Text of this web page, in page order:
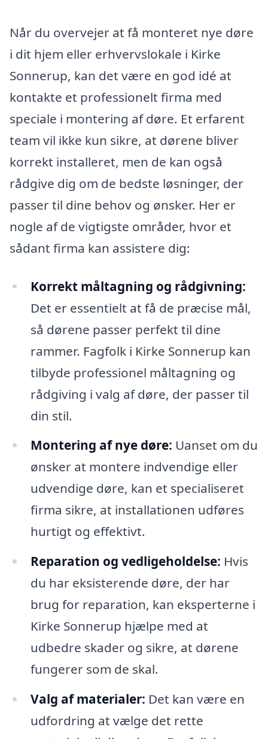
Når du overvejer at få monteret nye døre
i dit hjem eller erhvervslokale i Kirke
Sonnerup, kan det være en god idé at
kontakte et professionelt firma med
speciale i montering af døre. Et erfarent
team vil ikke kun sikre, at dørene bliver
korrekt installeret, men de kan også
rådgive dig om de bedste løsninger, der
passer til dine behov og ønsker. Her er
nogle af de vigtigste områder, hvor et
sådant firma kan assistere dig:
Korrekt måltagning og rådgivning:
Det er essentielt at få de præcise mål,
så dørene passer perfekt til dine
rammer. Fagfolk i Kirke Sonnerup kan
tilbyde professionel måltagning og
rådgiving i valg af døre, der passer til
din stil.
Montering af nye døre: Uanset om du
ønsker at montere indvendige eller
udvendige døre, kan et specialiseret
firma sikre, at installationen udføres
hurtigt og effektivt.
Reparation og vedligeholdelse: Hvis
du har eksisterende døre, der har
brug for reparation, kan eksperterne i
Kirke Sonnerup hjælpe med at
udbedre skader og sikre, at dørene
fungerer som de skal.
Valg af materialer: Det kan være en
udfordring at vælge det rette